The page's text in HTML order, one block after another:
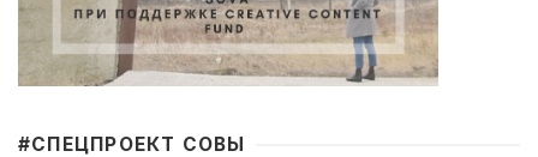
#CПЕЦПРОЕКТ СОВЫ